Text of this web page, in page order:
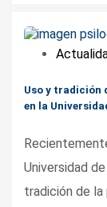
Uso y tradición
en la
Universidad
tradición de la